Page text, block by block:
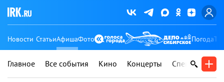
Новости СтатьиАфишаФото Погода
Главное Все события Кино Концерты Спектакли